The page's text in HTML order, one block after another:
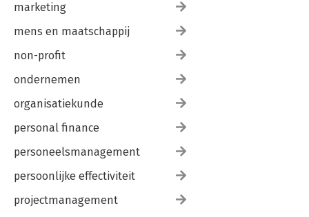
marketing
mens en maatschappij
non-profit
ondernemen
organisatiekunde
personal finance
personeelsmanagement
persoonlijke effectiviteit
projectmanagement